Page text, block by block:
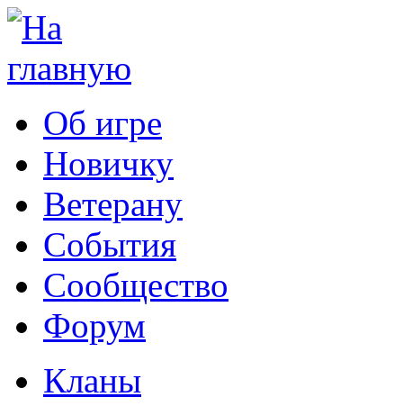
Об игре
Новичку
Ветерану
События
Сообщество
Форум
Кланы